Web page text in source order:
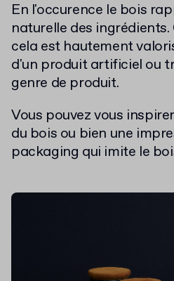
En l'occurence le bois
naturelle des
cela est hautement
d'un produit artificiel ou
genre de produit.
Vous pouvez vous
du bois ou bien une
packaging qui imite le